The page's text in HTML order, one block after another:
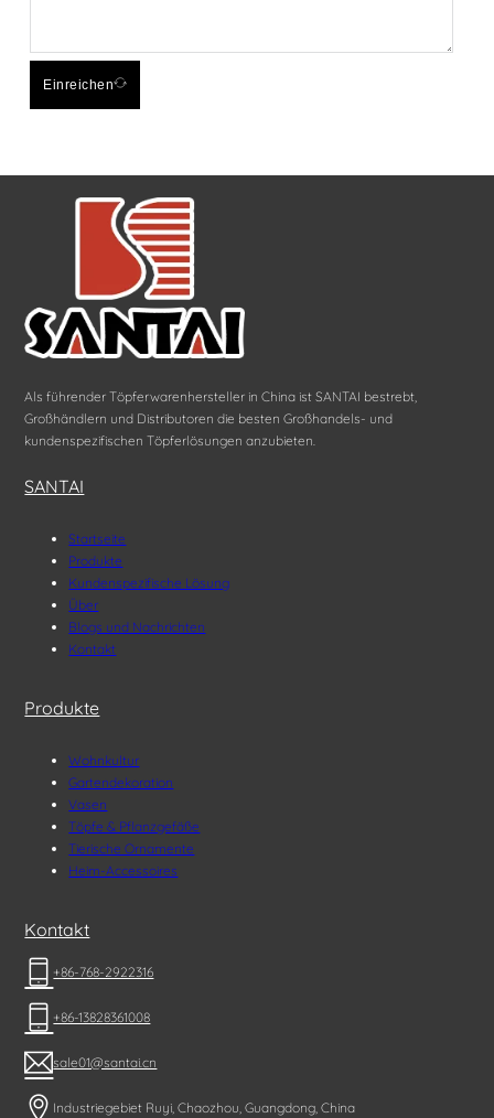
Einreichen
Als führender Töpferwarenhersteller in China ist SANTAI bestrebt,
Großhändlern und Distributoren die besten Großhandels- und
kundenspezifischen Töpferlösungen anzubieten.
SANTAI
Startseite
Produkte
Kundenspezifische Lösung
Über
Blogs und Nachrichten
Kontakt
Produkte
Wohnkultur
Gartendekoration
Vasen
Töpfe & Pflanzgefäße
Tierische Ornamente
Heim-Accessoires
Kontakt
+86-768-2922316
+86-13828361008
sale01@santai.cn
Industriegebiet Ruyi, Chaozhou, Guangdong, China